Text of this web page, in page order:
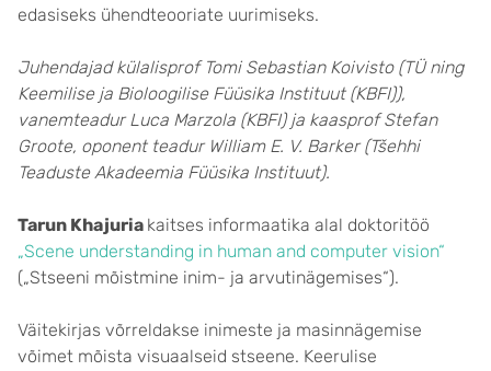
edasiseks ühendteooriate uurimiseks.
Juhendajad külalisprof Tomi Sebastian Koivisto (TÜ ning
Keemilise ja Bioloogilise Füüsika Instituut (KBFI)),
vanemteadur Luca Marzola (KBFI) ja kaasprof Stefan
Groote, oponent teadur William E. V. Barker (Tšehhi
Teaduste Akadeemia Füüsika Instituut).
Tarun Khajuria kaitses informaatika alal doktoritöö
„Scene understanding in human and computer vision“
(„Stseeni mõistmine inim- ja arvutinägemises“).
Väitekirjas võrreldakse inimeste ja masinnägemise
võimet mõista visuaalseid stseene. Keerulise